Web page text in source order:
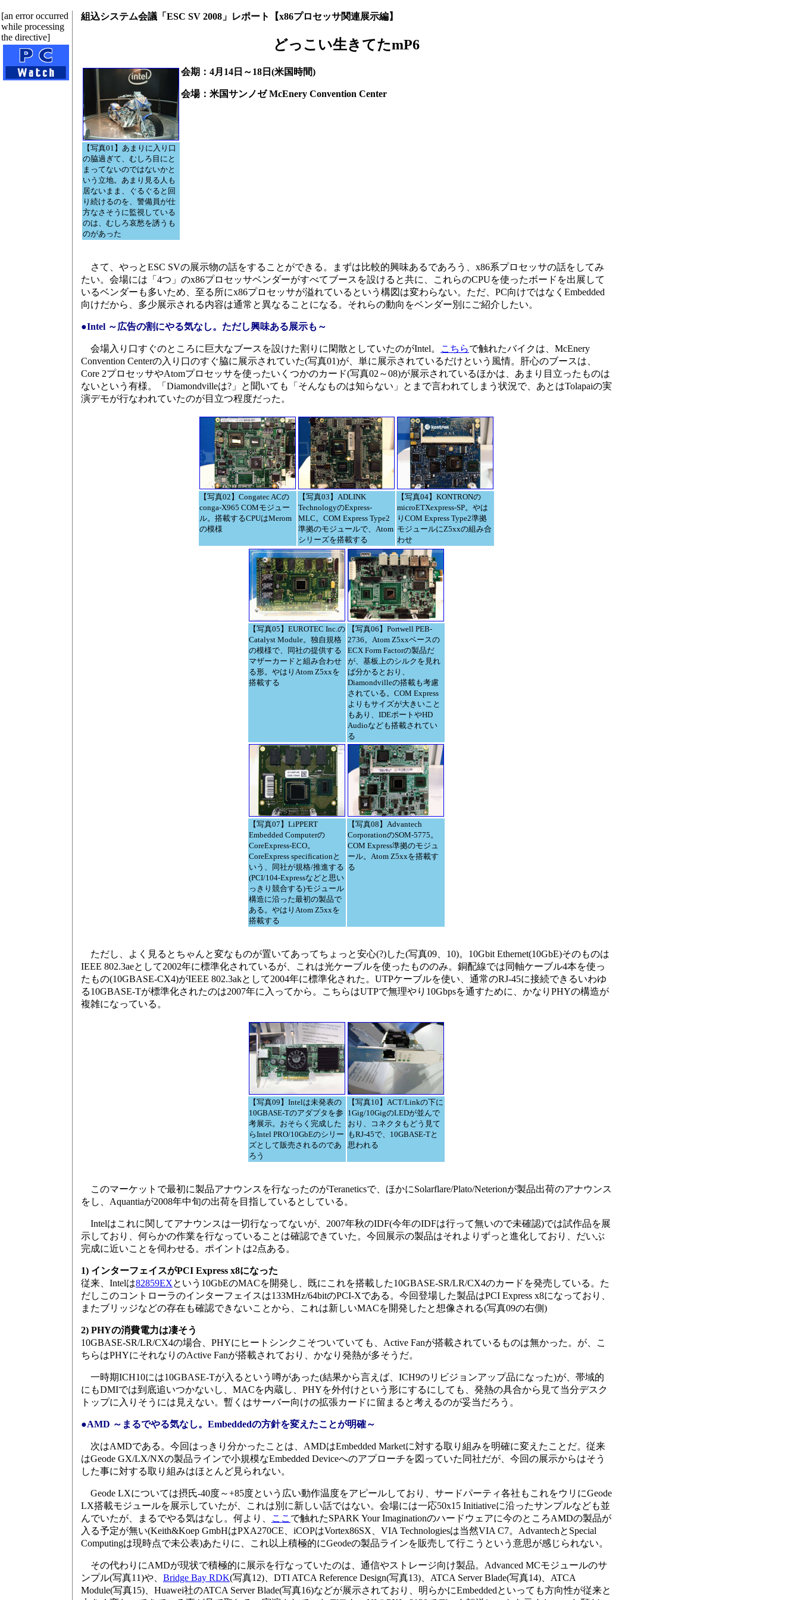
[an error occurred
while processing
the directive]
組込システム会議「ESC SV 2008」レポート【x86プロセッサ関連展示編】
どっこい生きてたmP6
【写真01】あまりに入り口
の脇過ぎて、むしろ目にと
まってないのではないかと
いう立地。あまり見る人も
居ないまま、ぐるぐると回
り続けるのを、警備員が仕
方なさそうに監視している
のは、むしろ哀愁を誘うも
のがあった
会期：4月14日～18日(米国時間)
会場：米国サンノゼ McEnery Convention Center
さて、やっとESC SVの展示物の話をすることができる。まずは比較的興味あるであろう、x86系プロセッサの話をしてみ
たい。会場には「4つ」のx86プロセッサベンダーがすべてブースを設けると共に、これらのCPUを使ったボードを出展して
いるベンダーも多いため、至る所にx86プロセッサが溢れているという構図は変わらない。ただ、PC向けではなくEmbedded
向けだから、多少展示される内容は通常と異なることになる。それらの動向をベンダー別にご紹介したい。
●Intel ～広告の割にやる気なし。ただし興味ある展示も～
会場入り口すぐのところに巨大なブースを設けた割りに閑散としていたのがIntel。 こちらで触れたバイクは、McEnery
Convention Centerの入り口のすぐ脇に展示されていた(写真01)が、単に展示されているだけという風情。肝心のブースは、
Core 2プロセッサやAtomプロセッサを使ったいくつかのカード(写真02～08)が展示されているほかは、あまり目立ったものは
ないという有様。「Diamondvilleは?」と聞いても「そんなものは知らない」とまで言われてしまう状況で、あとはTolapaiの実
演デモが行なわれていたのが目立つ程度だった。
【写真02】Congatec ACの
conga-X965 COMモジュー
ル。搭載するCPUはMerom
の模様
【写真03】ADLINK
TechnologyのExpress-
MLC。COM Express Type2
準拠のモジュールで、Atom
シリーズを搭載する
【写真04】KONTRONの
microETXexpress-SP。やは
りCOM Express Type2準拠
モジュールにZ5xxの組み合
わせ
【写真05】EUROTEC Inc.の
Catalyst Module。独自規格
の模様で、同社の提供する
マザーカードと組み合わせ
る形。やはりAtom Z5xxを
搭載する
【写真06】Portwell PEB-
2736。Atom Z5xxベースの
ECX Form Factorの製品だ
が、基板上のシルクを見れ
ば分かるとおり、
Diamondvilleの搭載も考慮
されている。COM Express
よりもサイズが大きいこと
もあり、IDEポートやHD
Audioなども搭載されてい
る
【写真07】LiPPERT
Embedded Computerの
CoreExpress-ECO。
CoreExpress specificationと
いう、同社が規格/推進する
(PCI/104-Expressなどと思い
っきり競合する)モジュール
構造に沿った最初の製品で
ある。やはりAtom Z5xxを
搭載する
【写真08】Advantech
CorporationのSOM-5775。
COM Express準拠のモジュ
ール。Atom Z5xxを搭載す
る
ただし、よく見るとちゃんと変なものが置いてあってちょっと安心(?)した(写真09、10)。10Gbit Ethernet(10GbE)そのものは
IEEE 802.3aeとして2002年に標準化されているが、これは光ケーブルを使ったもののみ。銅配線では同軸ケーブル4本を使っ
たもの(10GBASE-CX4)がIEEE 802.3akとして2004年に標準化された。UTPケーブルを使い、通常のRJ-45に接続できるいわゆ
る10GBASE-Tが標準化されたのは2007年に入ってから。こちらはUTPで無理やり10Gbpsを通すために、かなりPHYの構造が
複雑になっている。
【写真09】Intelは未発表の
10GBASE-Tのアダプタを参
考展示。おそらく完成した
らIntel PRO/10GbEのシリー
ズとして販売されるのであ
ろう
【写真10】ACT/Linkの下に
1Gig/10GigのLEDが並んで
おり、コネクタもどう見て
もRJ-45で、10GBASE-Tと
思われる
このマーケットで最初に製品アナウンスを行なったのがTeraneticsで、ほかにSolarflare/Plato/Neterionが製品出荷のアナウンス
をし、Aquantiaが2008年中旬の出荷を目指しているとしている。
Intelはこれに関してアナウンスは一切行なってないが、2007年秋のIDF(今年のIDFは行って無いので未確認)では試作品を展
示しており、何らかの作業を行なっていることは確認できていた。今回展示の製品はそれよりずっと進化しており、だいぶ
完成に近いことを伺わせる。ポイントは2点ある。
1) インターフェイスがPCI Express x8になった
従来、Intelは82859EXという10GbEのMACを開発し、既にこれを搭載した10GBASE-SR/LR/CX4のカードを発売している。た
だしこのコントローラのインターフェイスは133MHz/64bitのPCI-Xである。今回登場した製品はPCI Express x8になっており、
またブリッジなどの存在も確認できないことから、これは新しいMACを開発したと想像される(写真09の右側)
2) PHYの消費電力は凄そう
10GBASE-SR/LR/CX4の場合、PHYにヒートシンクこそついていても、Active Fanが搭載されているものは無かった。が、こ
ちらはPHYにそれなりのActive Fanが搭載されており、かなり発熱が多そうだ。
一時期ICH10には10GBASE-Tが入るという噂があった(結果から言えば、ICH9のリビジョンアップ品になった)が、帯域的
にもDMIでは到底追いつかないし、MACを内蔵し、PHYを外付けという形にするにしても、発熱の具合から見て当分デスク
トップに入りそうには見えない。暫くはサーバー向けの拡張カードに留まると考えるのが妥当だろう。
●AMD ～まるでやる気なし。Embeddedの方針を変えたことが明確～
次はAMDである。今回はっきり分かったことは、AMDはEmbedded Marketに対する取り組みを明確に変えたことだ。従来
はGeode GX/LX/NXの製品ラインで小規模なEmbedded Deviceへのアプローチを図っていた同社だが、今回の展示からはそう
した事に対する取り組みはほとんど見られない。
Geode LXについては摂氏-40度～+85度という広い動作温度をアピールしており、サードパーティ各社もこれをウリにGeode
LX搭載モジュールを展示していたが、これは別に新しい話ではない。会場には一応50x15 Initiativeに沿ったサンプルなども並
んでいたが、まるでやる気はなし。何より、
ここ で触れたSPARK Your Imaginationのハードウェアに今のところAMDの製品が
入る予定が無い(Keith&Koep GmbHはPXA270CE、iCOPはVortex86SX、VIA Technologiesは当然VIA C7。AdvantechとSpecial
Computingは現時点で未公表)あたりに、これ以上積極的にGeodeの製品ラインを販売して行こうという意思が感じられない。
その代わりにAMDが現状で積極的に展示を行なっていたのは、通信やストレージ向け製品。Advanced MCモジュールのサ
ンプル(写真11)や、 Bridge Bay RDK(写真12)、DTI ATCA Reference Design(写真13)、ATCA Server Blade(写真14)、ATCA
Module(写真15)、Huawei社のATCA Server Blade(写真16)などが展示されており、明らかにEmbeddedといっても方向性が従来と